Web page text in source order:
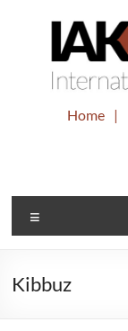
IAK.
Reisen
Internationaler
Home |
Kibbuz